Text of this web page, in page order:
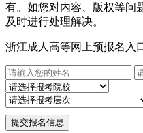
有。如您对内容、版权等问
及时进行处理解决。
浙江成人高等网上预报名入
提交报名信息